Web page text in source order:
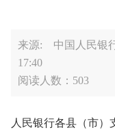
来源: 中国人民银
17:40
阅读人数： 503
人民银行各县（市）